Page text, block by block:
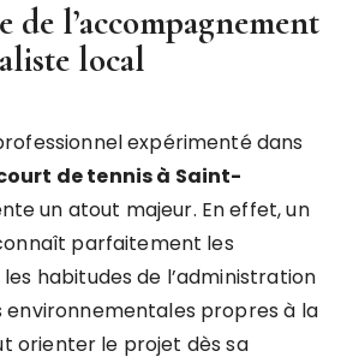
de l’accompagnement
local
expérimenté dans
de tennis à Saint-
un atout majeur. En effet, un
parfaitement les
les habitudes de l’administration
propres à la
orienter le projet dès sa